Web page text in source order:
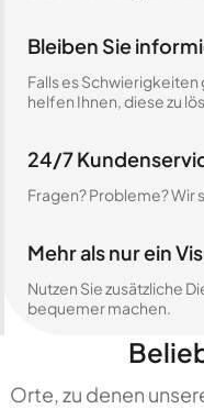
Bleiben Sie
Falls es
helfen Ihnen, diese zu
24/7
Fragen? Probleme? Wir
Mehr als nur ein
Nutzen Sie zusätzliche
bequemer machen.
Orte, zu denen